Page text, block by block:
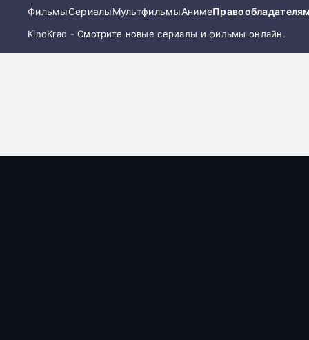
ФильмыСериалыМультфильмыАниме
KinoKrad - Смотрите новые сериалы и фильмы онлайн.